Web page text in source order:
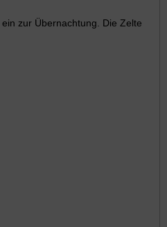
zur Übernachtung. Die Zelte